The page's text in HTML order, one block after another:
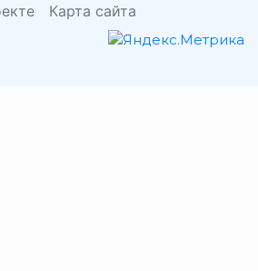
Карта сайта